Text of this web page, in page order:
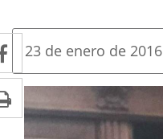
Facebook
Enlace
a
una
aplicación
Imprimir
Fecha
la
23 de enero de 2016